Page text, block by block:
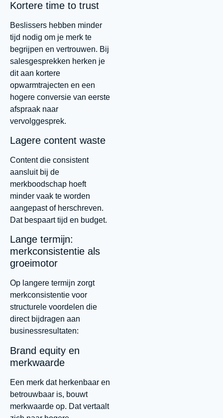
Kortere time to trust
Beslissers hebben minder
tijd nodig om je merk te
begrijpen en vertrouwen. Bij
salesgesprekken herken je
dit aan kortere
opwarmtrajecten en een
hogere conversie van eerste
afspraak naar
vervolggesprek.
Lagere content waste
Content die consistent
aansluit bij de
merkboodschap hoeft
minder vaak te worden
aangepast of herschreven.
Dat bespaart tijd en budget.
Lange termijn:
merkconsistentie als
groeimotor
Op langere termijn zorgt
merkconsistentie voor
structurele voordelen die
direct bijdragen aan
businessresultaten:
Brand equity en
merkwaarde
Een merk dat herkenbaar en
betrouwbaar is, bouwt
merkwaarde op. Dat vertaalt